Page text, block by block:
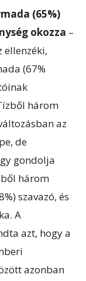
(65%)
okozza –
ellenzéki,
(67%
három
az
de
gondolja
három
szavazó, és
A
azt, hogy a
azonban